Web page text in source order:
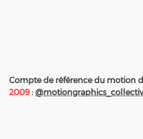
Compte de référence du motion
2009 :